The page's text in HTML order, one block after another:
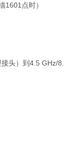
1601点时）
头）到4.5 GHz/8.